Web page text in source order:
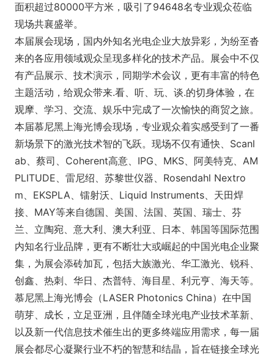
面积超过80000平方米，吸引了94648名专业观众莅临
现场共襄盛举。
本届展会现场，国内外知名光电企业大放异彩，为纷至沓
来的各应用领域观众呈现多样化的技术产品。展会中不仅
有产品展示、技术演示，同期学术会议，更有丰富的特色
主题活动，给观众带来.看、听、玩、谈.的切身体验，在
观摩、学习、交流、娱乐中完成了一次愉快的商贸之旅。
本届慕尼黑上海光博会现场，专业观众着实感受到了一番
新场景下的激光技术智的飞跃。现场不仅有通快、Scanl
ab、蔡司、Coherent高意、IPG、MKS、阿美特克、AM
PLITUDE、雷尼绍、苏黎世仪器、Rosendahl Nextro
m、EKSPLA、镭射沃、Liquid Instruments、天田焊
接、MAY等来自德国、美国、法国、英国、瑞士、芬
兰、立陶宛、意大利、澳大利亚、日本、韩国等国际范围
内知名行业品牌，更有不断壮大或崛起的中国光电企业聚
集，为展会添砖加瓦，包括大族激光、华工激光、锐科、
创鑫、热刺、华日、杰普特、海目星、利元亨、海天等。
慕尼黑上海光博会（LASER Photonics China）在中国
萌芽、成长，立足亚洲，且伴随全球光电产业技术革新、
以及新一代信息技术催生出的更多终端应用需求，每一届
展会都尽心凝聚行业不朽的智慧和结晶，旨在链接全球光